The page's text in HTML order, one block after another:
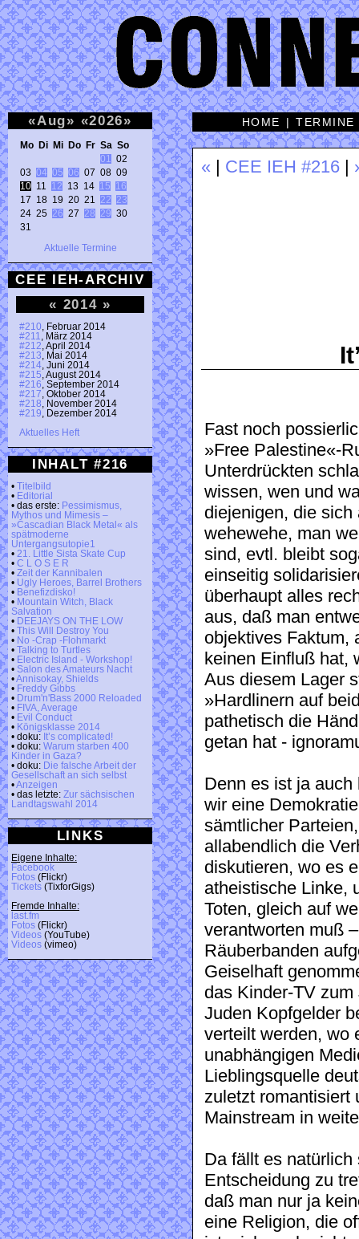
«Aug» «2026»
Mo Di Mi Do Fr Sa So
01
02
03 04 05 06
10 11 12 13 14 15
16
17 18 19 20 21 22
23
24 25 26 27 28 29 30
31
Aktuelle Termine
CEE IEH-ARCHIV
« 2014 »
#210 , Februar 2014
#211
, März 2014
#212 , April 2014
#213 , Mai 2014
#214 , Juni 2014
#215 , August 2014
#216 , September 2014
#217 , Oktober 2014
#218 , November 2014
#219 , Dezember 2014
Aktuelles Heft
INHALT #216
• Titelbild
• Editorial
• das erste: Pessimismus,
Mythos und Mimesis –
»Cascadian Black Metal« als
spätmoderne
Untergangsutopie1
• 21. Little Sista Skate Cup
• C L O S E R
• Zeit der Kannibalen
• Ugly Heroes, Barrel Brothers
• Benefizdisko!
• Mountain Witch, Black
Salvation
• DEEJAYS ON THE LOW
• This Will Destroy You
• No -Crap -Flohmarkt
• Talking to Turtles
• Electric Island - Workshop!
• Salon des Amateurs Nacht
•Annisokay, Shields
• Freddy Gibbs
• Drum'n'Bass 2000 Reloaded
• FIVA, Average
• Evil Conduct
• Königsklasse 2014
• doku: It’s complicated!
• doku: Warum starben 400
Kinder in Gaza?
• doku: Die falsche Arbeit der
Gesellschaft an sich selbst
•Anzeigen
• das letzte: Zur sächsischen
Landtagswahl 2014
LINKS
Eigene Inhalte:
Facebook
Fotos (Flickr)
Tickets (TixforGigs)
Fremde Inhalte:
last.fm
Fotos (Flickr)
Videos (YouTube)
Videos (vimeo)
HOME |TERMINE
« CEE IEH #216
Fast noch
»Free Palestine«-
Unterdrückten
wissen, wen und
diejenigen, die
wehewehe, man
sind, evtl. bleibt
einseitig
überhaupt alles
aus, daß man
objektives Faktum,
keinen Einfluß hat,
Aus diesem Lager
»Hardlinern auf
pathetisch die
getan hat -
Denn es ist ja
wir eine
sämtlicher
allabendlich die
diskutieren, wo es
atheistische Linke,
Toten, gleich auf
verantworten muß
Räuberbanden
Geiselhaft
das Kinder-TV
Juden Kopfgelder
verteilt werden, wo
unabhängigen
Lieblingsquelle
zuletzt romantisiert
Mainstream in
Da fällt es
Entscheidung zu
daß man nur ja
eine Religion, die